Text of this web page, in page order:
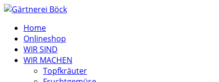
Home
Onlineshop
WIR SIND
WIR MACHEN
Topfkräuter